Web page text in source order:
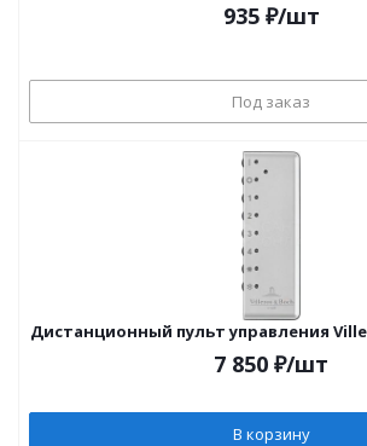
935₽/шт
Под заказ
Дистанционный пульт управления
7 850 ₽/шт
В корзину